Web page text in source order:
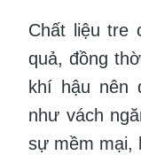
Chất liệu tre
quả, đồng
khí hậu nên
như vách
sự mềm mại,